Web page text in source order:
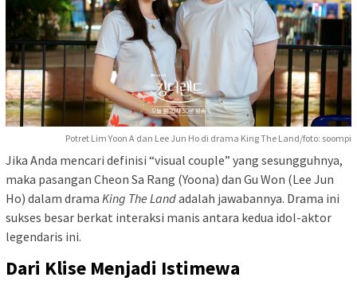
Potret Lim Yoon A dan Lee Jun Ho di drama King The Land/foto: soompi
Jika Anda mencari definisi “visual couple” yang sesungguhnya,
maka pasangan Cheon Sa Rang (Yoona) dan Gu Won (Lee Jun
Ho) dalam drama King The Landadalah jawabannya. Drama ini
sukses besar berkat interaksi manis antara kedua idol-aktor
legendaris ini.
Dari Klise Menjadi Istimewa